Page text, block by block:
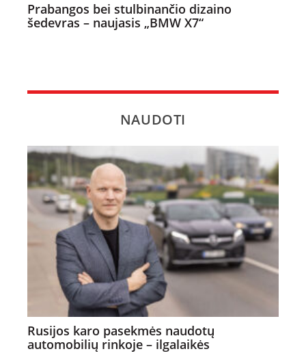
Prabangos bei stulbinančio dizaino
šedevras – naujasis „BMW X7“
NAUDOTI
Rusijos karo pasekmės naudotų
automobilių rinkoje – ilgalaikės